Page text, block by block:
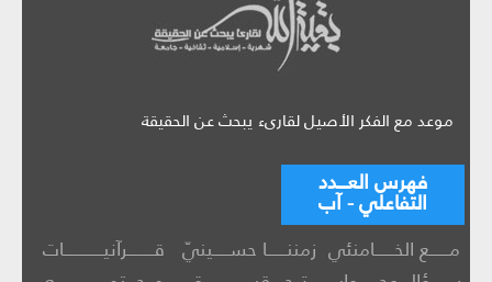
موعد مع الفكر الأصيل لقارىء يبحث عن الحقيقة
فهرس العـــدد
التفاعلي - آب
مــــــع الخــــــامنئي زمننــــــا حســـــينيّ
قــــــــرآنيــــــــــــات